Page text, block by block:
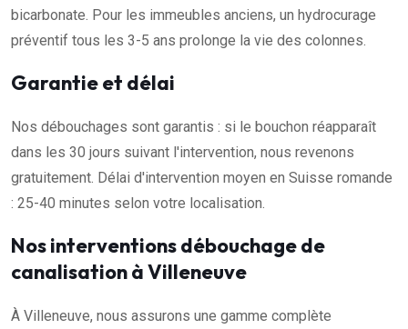
bicarbonate. Pour les immeubles anciens, un hydrocurage
préventif tous les 3-5 ans prolonge la vie des colonnes.
Garantie et délai
Nos débouchages sont garantis : si le bouchon réapparaît
dans les 30 jours suivant l'intervention, nous revenons
gratuitement. Délai d'intervention moyen en Suisse romande
: 25-40 minutes selon votre localisation.
Nos interventions débouchage de
canalisation à Villeneuve
À Villeneuve, nous assurons une gamme complète